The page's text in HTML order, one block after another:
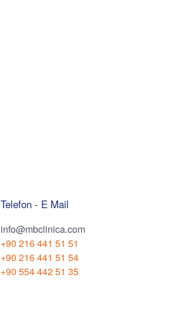
Telefon - E Mail
info@mbclinica.com
+90 216 441 51 51
+90 216 441 51 54
+90 554 442 51 35